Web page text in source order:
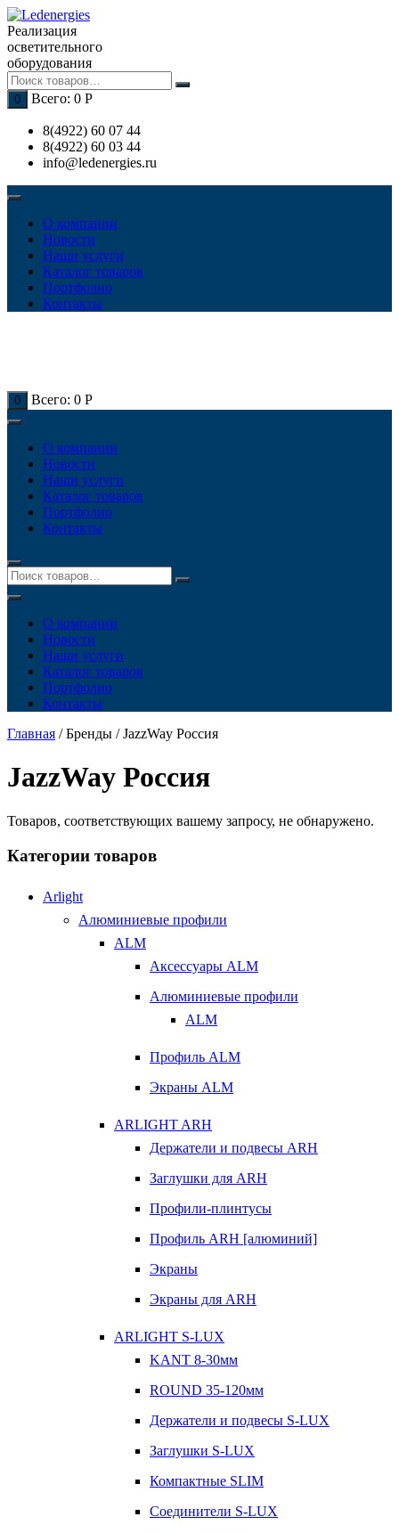
Перейти
к
содержимому
Реализация
осветительного
оборудования
0 Всего: 0 Р
8(4922) 60 07 44
8(4922) 60 03 44
info@ledenergies.ru
О компании
Новости
Наши услуги
Каталог товаров
Портфолио
Контакты
0 Всего: 0 Р
О компании
Новости
Наши услуги
Каталог товаров
Портфолио
Контакты
О компании
Новости
Наши услуги
Каталог товаров
Портфолио
Контакты
Главная / Бренды / JazzWay Россия
JazzWay Россия
Товаров, соответствующих вашему запросу, не обнаружено.
Категории товаров
Arlight
Алюминиевые профили
ALM
Аксессуары ALM
Алюминиевые профили
ALM
Профиль ALM
Экраны ALM
ARLIGHT ARH
Держатели и подвесы ARH
Заглушки для ARH
Профили-плинтусы
Профиль ARH [алюминий]
Экраны
Экраны для ARH
ARLIGHT S-LUX
KANT 8-30мм
ROUND 35-120мм
Держатели и подвесы S-LUX
Заглушки S-LUX
Компактные SLIM
Соединители S-LUX